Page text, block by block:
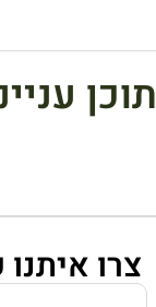
תוכן
צרו